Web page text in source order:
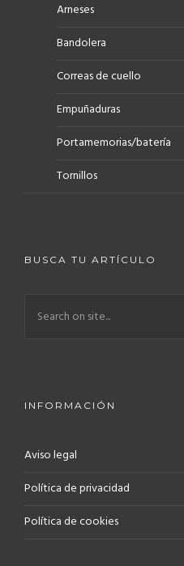
Arneses
Bandolera
Correas de cuello
Empuñaduras
Portamemorias/batería
Tornillos
BUSCA TU ARTÍCULO
INFORMACIÓN
Aviso legal
Política de privacidad
Política de cookies